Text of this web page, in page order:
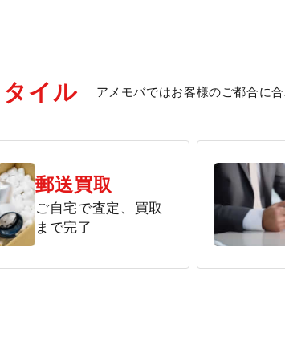
イル アメモバではお客様のご都合に
郵送買取
ご自宅で査定、買取
まで完了